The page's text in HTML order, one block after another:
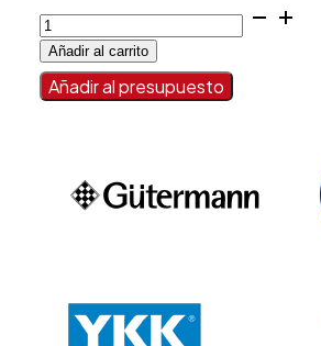
POLIAMIDA
20/3
cantidad
Añadir al carrito
Añadir al presupuesto